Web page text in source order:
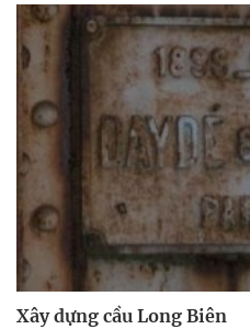
Xây dựng cầu Long Biên